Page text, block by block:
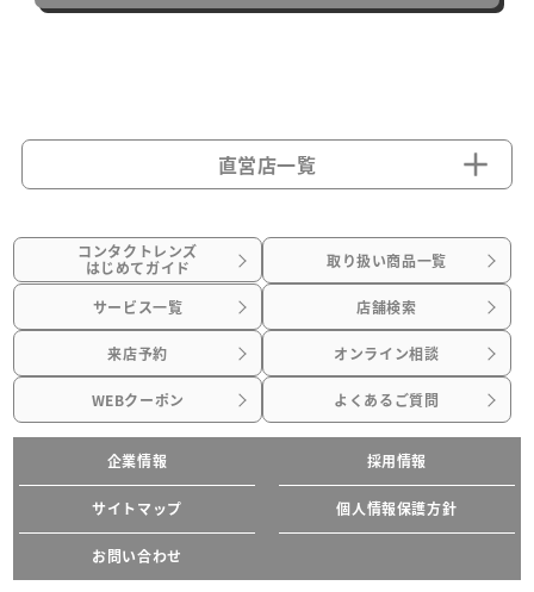
直営店一覧
コンタクトレンズ
はじめてガイド 取り扱い商品一覧
サービス一覧 店舗検索
来店予約 オンライン相談
WEBクーポン よくあるご質問
企業情報 採用情報
サイトマップ 個人情報保護方針
お問い合わせ